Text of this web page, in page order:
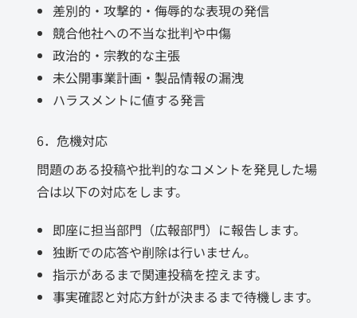
差別的・攻撃的・侮辱的な表現の発信
競合他社への不当な批判や中傷
政治的・宗教的な主張
未公開事業計画・製品情報の漏洩
ハラスメントに値する発言
6．危機対応
問題のある投稿や批判的なコメントを発見した場
合は以下の対応をします。
即座に担当部門（広報部門）に報告します。
独断での応答や削除は行いません。
指示があるまで関連投稿を控えます。
事実確認と対応方針が決まるまで待機します。